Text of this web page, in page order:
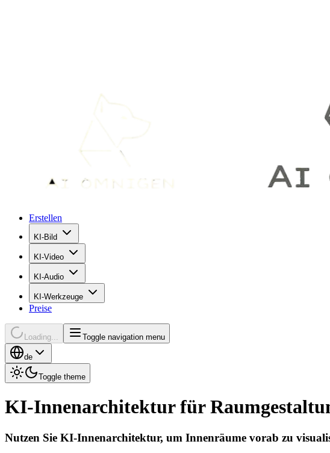
Erstellen
KI-Bild
KI-Video
KI-Audio
KI-Werkzeuge
Preise
Loading... Toggle navigation menu
de
Toggle theme
KI-Innenarchitektur für
Nutzen Sie KI-Innenarchitektur, um Innenräume vorab zu